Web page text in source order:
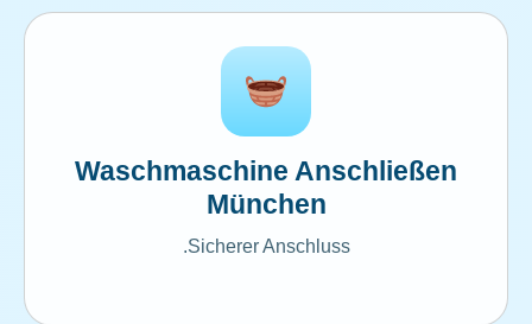
Waschmaschine Anschließen
München
Sicherer Anschluss.